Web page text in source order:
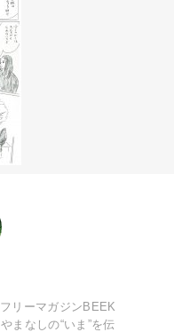
リーマガジンBEEK
まなしの“いま”を伝